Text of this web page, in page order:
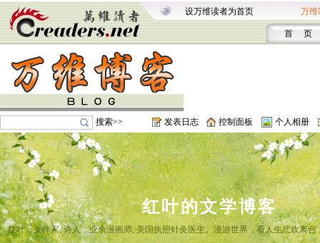
设万维读者为首页 万维
首 页
搜索>> 发表日志 控制面板 个人相册
红叶的文学博客
红叶，女作家, 诗人，业余漫画师, 美国执照针灸医生。漫游世界，看人生悲欢离